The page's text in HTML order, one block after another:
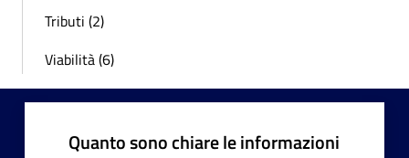
Tributi (2)
Viabilità (6)
Quanto sono chiare le informazioni